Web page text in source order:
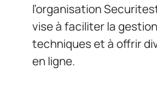
l’organisation
vise à faciliter la
techniques et à offrir
en ligne.